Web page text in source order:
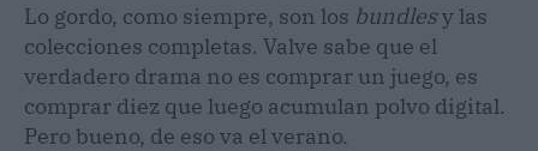
Lo gordo, como siempre, son los bundlesy las
colecciones completas. Valve sabe que el
verdadero drama no es comprar un juego, es
comprar diez que luego acumulan polvo digital.
Pero bueno, de eso va el verano.